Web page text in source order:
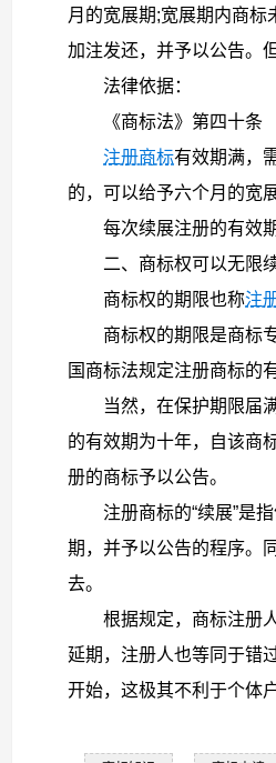
月的宽展期;宽展期内商
加注发还，并予以公告。
法律依据：
《商标法》第四十条
注册商标有效期满，
的，可以给予六个月的宽
每次续展注册的有效
二、商标权可以无限
商标权的期限也称注
商标权的期限是商标
国商标法规定注册商标的
当然，在保护期限届
的有效期为十年，自该商
册的商标予以公告。
注册商标的“续展”是
期，并予以公告的程序。
去。
根据规定，商标注册
延期，注册人也等同于错
开始，这极其不利于个体